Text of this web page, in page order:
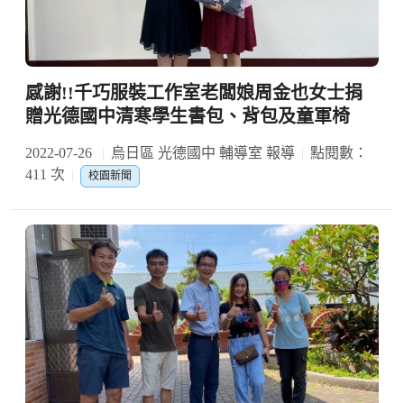
感謝!!千巧服裝工作室老闆娘周金也女士捐
贈光德國中清寒學生書包、背包及童軍椅
2022-07-26 烏日區 光德國中 輔導室 報導
點閱數：
411 次
校園新聞